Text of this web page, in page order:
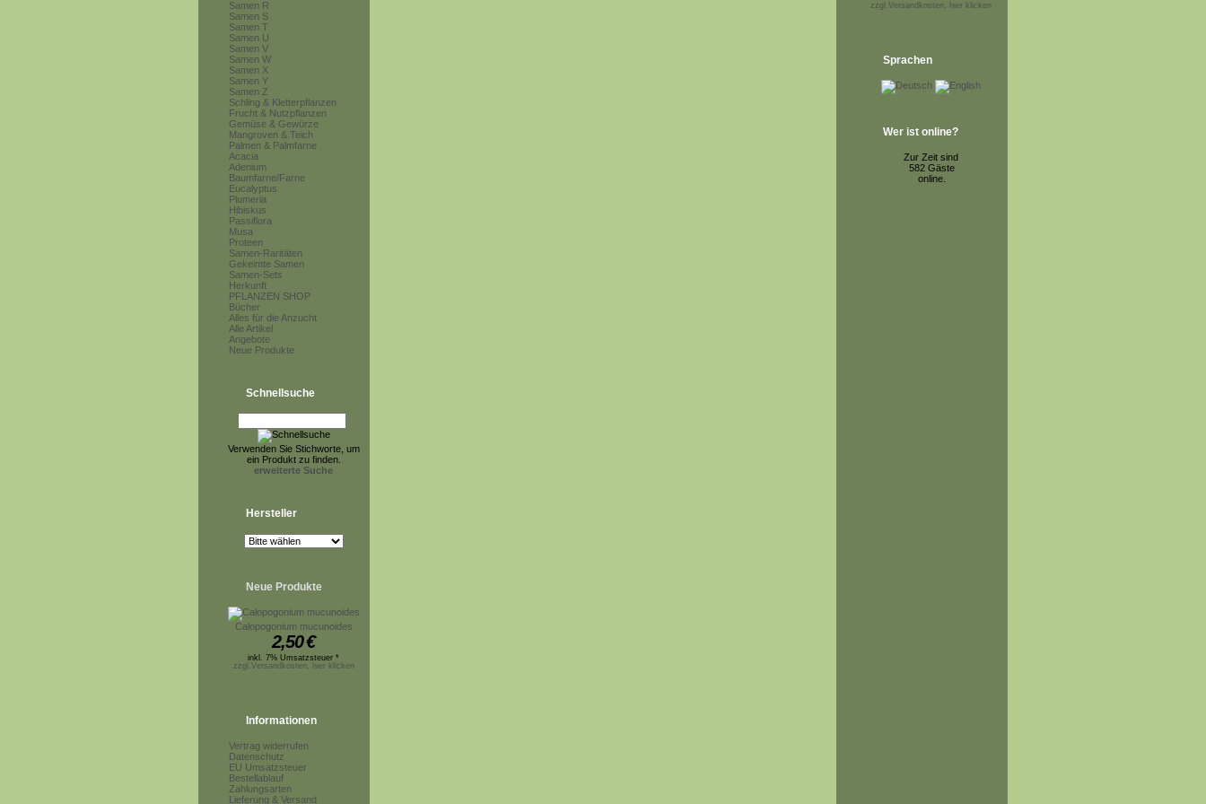
Samen R
Samen S
Samen T
Samen U
Samen V
Samen W
Samen X
Samen Y
Samen Z
Schling & Kletterpflanzen
Frucht & Nutzpflanzen
Gemüse & Gewürze
Mangroven & Teich
Palmen & Palmfarne
Acacia
Adenium
Baumfarne/Farne
Eucalyptus
Plumeria
Hibiskus
Passiflora
Musa
Proteen
Samen-Raritäten
Gekeimte Samen
Samen-Sets
Herkunft
PFLANZEN SHOP
Bücher
Alles für die Anzucht
Alle Artikel
Angebote
Neue Produkte
Schnellsuche
Verwenden Sie Stichworte, um
ein Produkt zu finden.
erweiterte Suche
Hersteller
Neue Produkte
Calopogonium mucunoides
2,50€
inkl. 7% Umsatzsteuer *
zzgl.Versandkosten, hier klicken
Informationen
Vertrag widerrufen
Datenschutz
EU Umsatzsteuer
Bestellablauf
Zahlungsarten
Lieferung & Versand
zzgl.Versandkosten, hier klicken
Sprachen
Wer ist online?
Zur Zeit sind
582 Gäste
online.